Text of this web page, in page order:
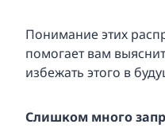
Понимание этих
помогает вам
избежать этого в
Слишком много